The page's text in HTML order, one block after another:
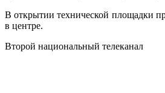
В открытии технической площадки
в центре.
Второй национальный телеканал